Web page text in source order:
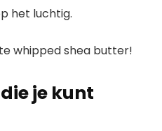
het luchtig.
whipped shea butter!
je kunt